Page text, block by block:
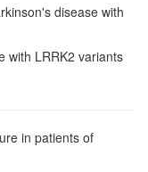
disease with
with LRRK2 variants
in patients of